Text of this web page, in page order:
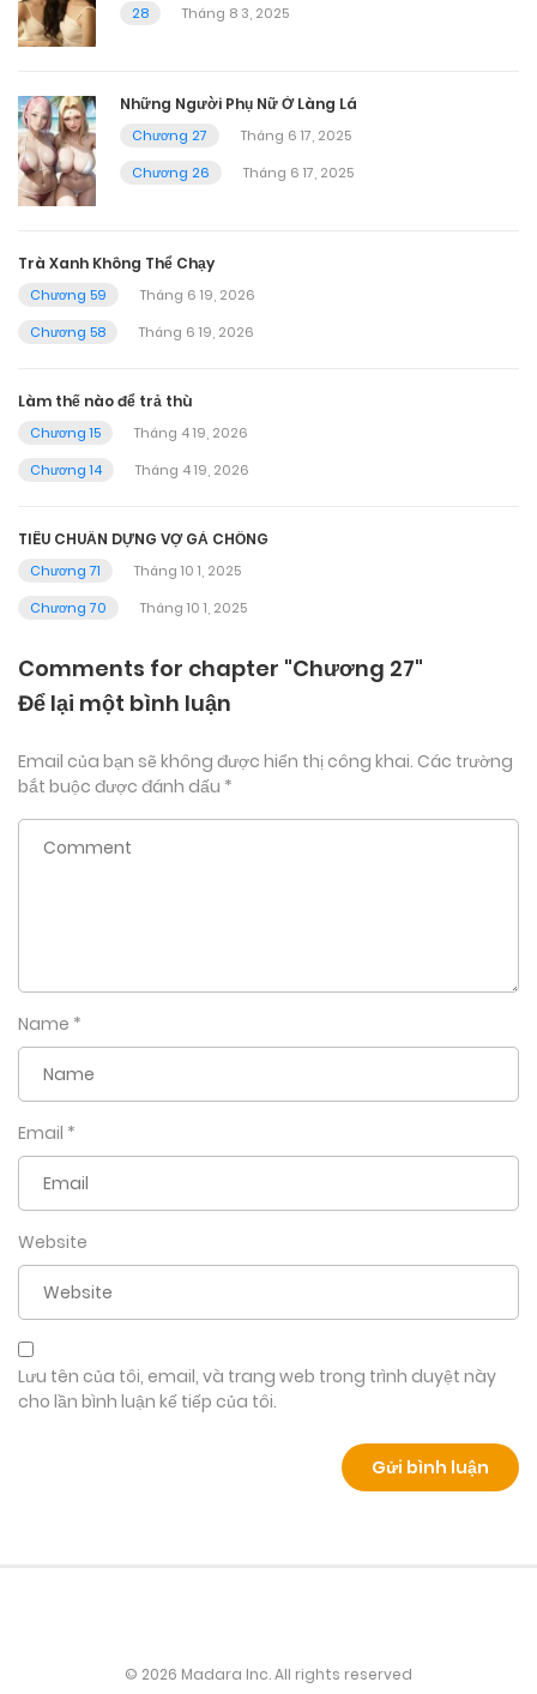
28
Tháng 8 3, 2025
Những Người Phụ Nữ Ở Làng Lá
Chương 27
Tháng 6 17, 2025
Chương 26
Tháng 6 17, 2025
Trà Xanh Không Thể Chạy
Chương 59
Tháng 6 19, 2026
Chương 58
Tháng 6 19, 2026
Làm thế nào để trả thù
Chương 15
Tháng 4 19, 2026
Chương 14
Tháng 4 19, 2026
TIÊU CHUẨN DỰNG VỢ GẢ CHỒNG
Chương 71
Tháng 10 1, 2025
Chương 70
Tháng 10 1, 2025
Comments for chapter "Chương 27"
Để lại một bình luận
Email của bạn sẽ không được hiển thị công khai. Các trường
bắt buộc được đánh dấu *
Name *
Email *
Website
Lưu tên của tôi, email, và trang web trong trình duyệt này
cho lần bình luận kế tiếp của tôi.
© 2026 Madara Inc. All rights reserved